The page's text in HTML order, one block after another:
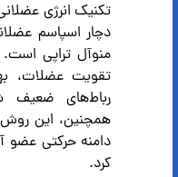
تکنیک انرژی
دچار اسپاسم
منوآل تراپی است.
تقویت عضلات،
رباط‌های
همچنین، این روش
دامنه حرکتی
کرد.